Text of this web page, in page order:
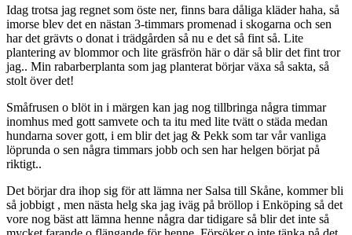
Idag trotsa jag regnet som öste ner, finns bara dåliga kläder haha, så
imorse blev det en nästan 3-timmars promenad i skogarna och sen
har det grävts o donat i trädgården så nu e det så fint så. Lite
plantering av blommor och lite gräsfrön här o där så blir det fint tror
jag.. Min rabarberplanta som jag planterat börjar växa så sakta, så
stolt över det!
Småfrusen o blöt in i märgen kan jag nog tillbringa några timmar
inomhus med gott samvete och ta itu med lite tvätt o städa medan
hundarna sover gott, i em blir det jag & Pekk som tar vår vanliga
löprunda o sen några timmars jobb och sen har helgen börjat på
riktigt..
Det börjar dra ihop sig för att lämna ner Salsa till Skåne, kommer bli
så jobbigt , men nästa helg ska jag iväg på bröllop i Enköping så det
vore nog bäst att lämna henne några dar tidigare så blir det inte så